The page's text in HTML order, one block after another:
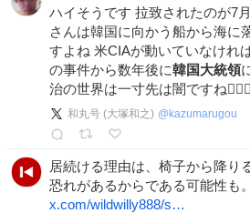
ハイそうです 拉致されたのが7
さんは韓国に向かう船から海に
すよね 米CIAが動いていなけれ
の事件から数年後に韓国大統領
治の世界は一寸先は闇ですね🙇🏻‍♂️
和丸号 (大塚和之) @ kazumarugou
居続ける理由は、椅子から降り
恐れがあるからである可能性も。
x.com/wildwilly888/s…